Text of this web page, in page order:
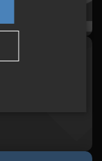
medio